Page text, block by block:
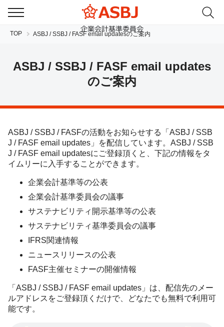
TOP ASBJ / SSBJ / FASF email updatesのご案内
ASBJ / SSBJ / FASF email updates
のご案内
ASBJ / SSBJ / FASFの活動をお知らせする「ASBJ / SSB
J / FASF email updates」を配信しています。ASBJ / SSB
J / FASF email updatesにご登録頂くと、下記の情報をタ
イムリーに入手することができます。
企業会計基準等の公表
企業会計基準委員会の議事
サステナビリティ開示基準等の公表
サステナビリティ基準委員会の議事
IFRS関連情報
ニュースリリースの公表
FASF主催セミナーの開催情報
「ASBJ / SSBJ / FASF email updates」は、配信先のメー
ルアドレスをご登録頂くだけで、どなたでも無料で利用可
能です。